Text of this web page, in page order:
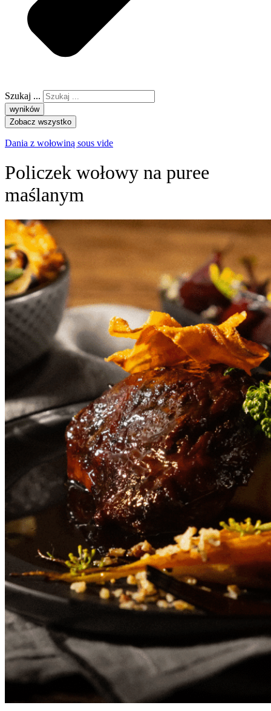
Szukaj ...
wyników
Zobacz wszystko
Dania z wołowiną sous vide
Policzek wołowy na puree
maślanym